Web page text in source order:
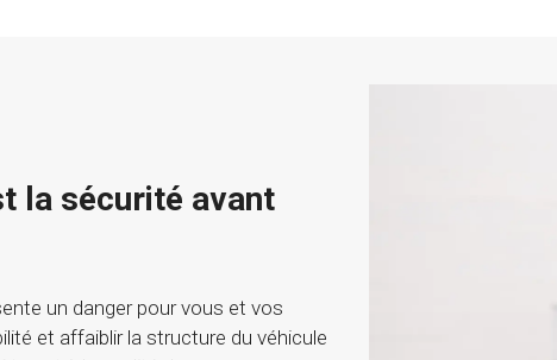
la sécurité avant
un danger pour vous et vos
et affaiblir la structure du véhicule